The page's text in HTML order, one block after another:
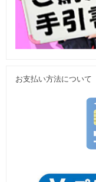
お支払い方法について